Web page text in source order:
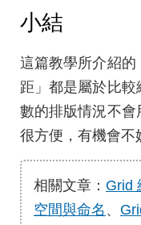
小結
這篇教學所介紹的
距」都是屬於比
數的排版情況不會
很方便，有機會不
相關文章： Grid
空間與命名 、